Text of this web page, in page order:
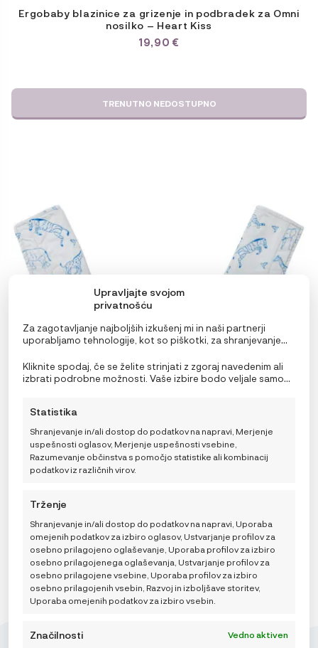
Upravljajte svojom
privatnošću
Za zagotavljanje najboljših izkušenj mi in naši partnerji
uporabljamo tehnologije, kot so piškotki, za shranjevanje
tehnologije nam in našim partnerjem omogoča obdelavo
osebnih podatkov, kot so vedenje pri brskanju ali edinstveni
identifikatorji na tem spletnem mestu. Neprivolitev ali
funkcije in funkcije.
Kliknite spodaj, če se želite strinjati z zgoraj navedenim ali
izbrati podrobne možnosti. Vaše izbire bodo veljale samo
uporabite preklopna stikala v pravilniku o piškotkih ali
kliknete gumb za upravljanje soglasja na dnu zaslona.
Statistika
Shranjevanje in/ali dostop do podatkov na napravi, Merjenje
uspešnosti oglasov, Merjenje uspešnosti vsebine,
Razumevanje občinstva s pomočjo statistike ali kombinacij
podatkov iz različnih virov.
Trženje
Shranjevanje in/ali dostop do podatkov na napravi, Uporaba
omejenih podatkov za izbiro oglasov, Ustvarjanje profilov za
osebno prilagojeno oglaševanje, Uporaba profilov za izbiro
osebno prilagojenega oglaševanja, Ustvarjanje profilov za
osebno prilagojene vsebine, Uporaba profilov za izbiro
osebno prilagojenih vsebin, Razvoj in izboljšave storitev,
Uporaba omejenih podatkov za izbiro vsebin.
Značilnosti Vedno aktiven
Ergobaby blazinice za grizenje in podbradek za Omni
nosilko – Heart Kiss
19,90€
TRENUTNO NEDOSTUPNO
Ergobaby blazinice za grizenje in podbradek za Omni
nosilko – Safari Dreams
TRENUTNO NEDOSTUPNO